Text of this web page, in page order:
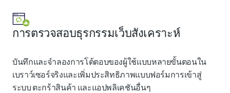
การตรวจสอบธุรกรรมเว็บสังเคราะห์
บันทึกและจำลองการโต้ตอบของผู้ใช้แบบหลายขั้นตอนใน
เบราว์เซอร์จริงและเพิ่มประสิทธิภาพแบบฟอร์มการเข้าสู่
ระบบ ตะกร้าสินค้า และแอปพลิเคชันอื่นๆ